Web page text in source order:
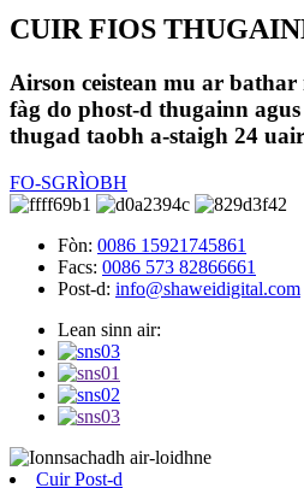
CUIR FIOS
Airson ceistean mu ar
fàg do phost-d thugainn
thugad taobh a-staigh 24
FO-SGRÌOBH
Fòn: 0086 15921745861
Facs: 0086 573 82866661
Post-d: info@shaweidigital.com
Lean sinn air:
Cuir Post-d